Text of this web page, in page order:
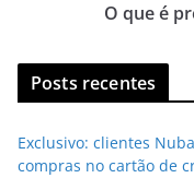
O que é
Posts recentes
Exclusivo: clientes
compras no cartão de